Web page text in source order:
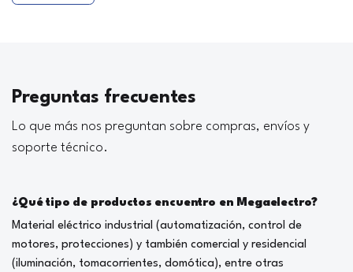
Preguntas frecuentes
Lo que más nos preguntan sobre compras, envíos y
soporte técnico.
¿Qué tipo de productos encuentro en Megaelectro?
Material eléctrico industrial (automatización, control de
motores, protecciones) y también comercial y residencial
(iluminación, tomacorrientes, domótica), entre otras